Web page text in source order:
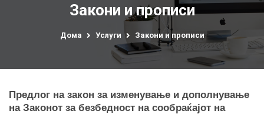
Закони и прописи
Дома Услуги Закони и прописи
Предлог на закон за изменување и дополнување
на Законот за безбедност на сообраќајот на